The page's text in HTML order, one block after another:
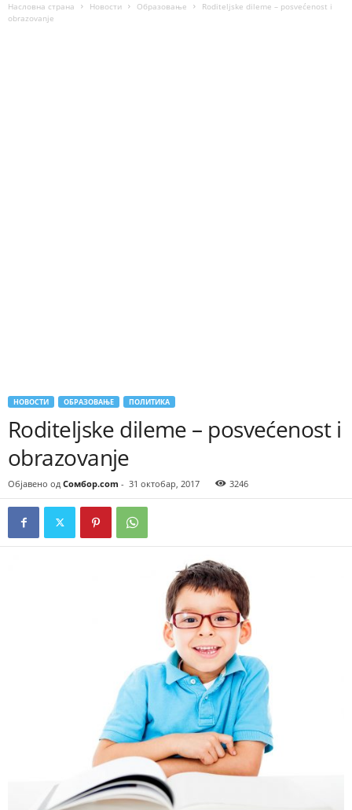
Насловна страна Новости Образовање
Roditeljske dileme – posvećenost i
obrazovanje
НОВОСТИ ОБРАЗОВАЊЕ ПОЛИТИКА
Roditeljske dileme – posvećenost i
obrazovanje
Објавено од Сомбор.com - 31 октобар, 2017 3246